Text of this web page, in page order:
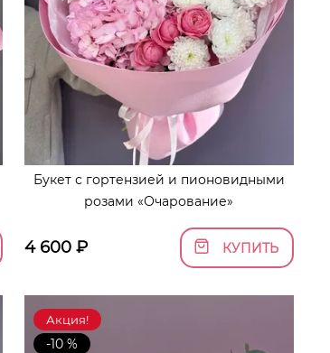
Букет с гортензией и пионовидными
розами «Очарование»
4 600₽ КУПИТЬ
Акция!
-10 %